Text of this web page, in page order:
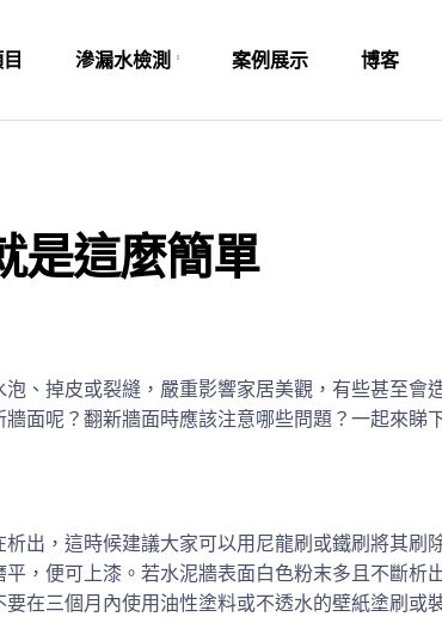
滲漏水檢測 案例展示 博客
是這麼簡單
、掉皮或裂縫，嚴重影響家居美觀，有些甚至會
面呢？翻新牆面時應該注意哪些問題？一起來睇
出，這時候建議大家可以用尼龍刷或鐵刷將其刷
，便可上漆。若水泥牆表面白色粉末多且不斷析
在三個月內使用油性塗料或不透水的壁紙塗刷或